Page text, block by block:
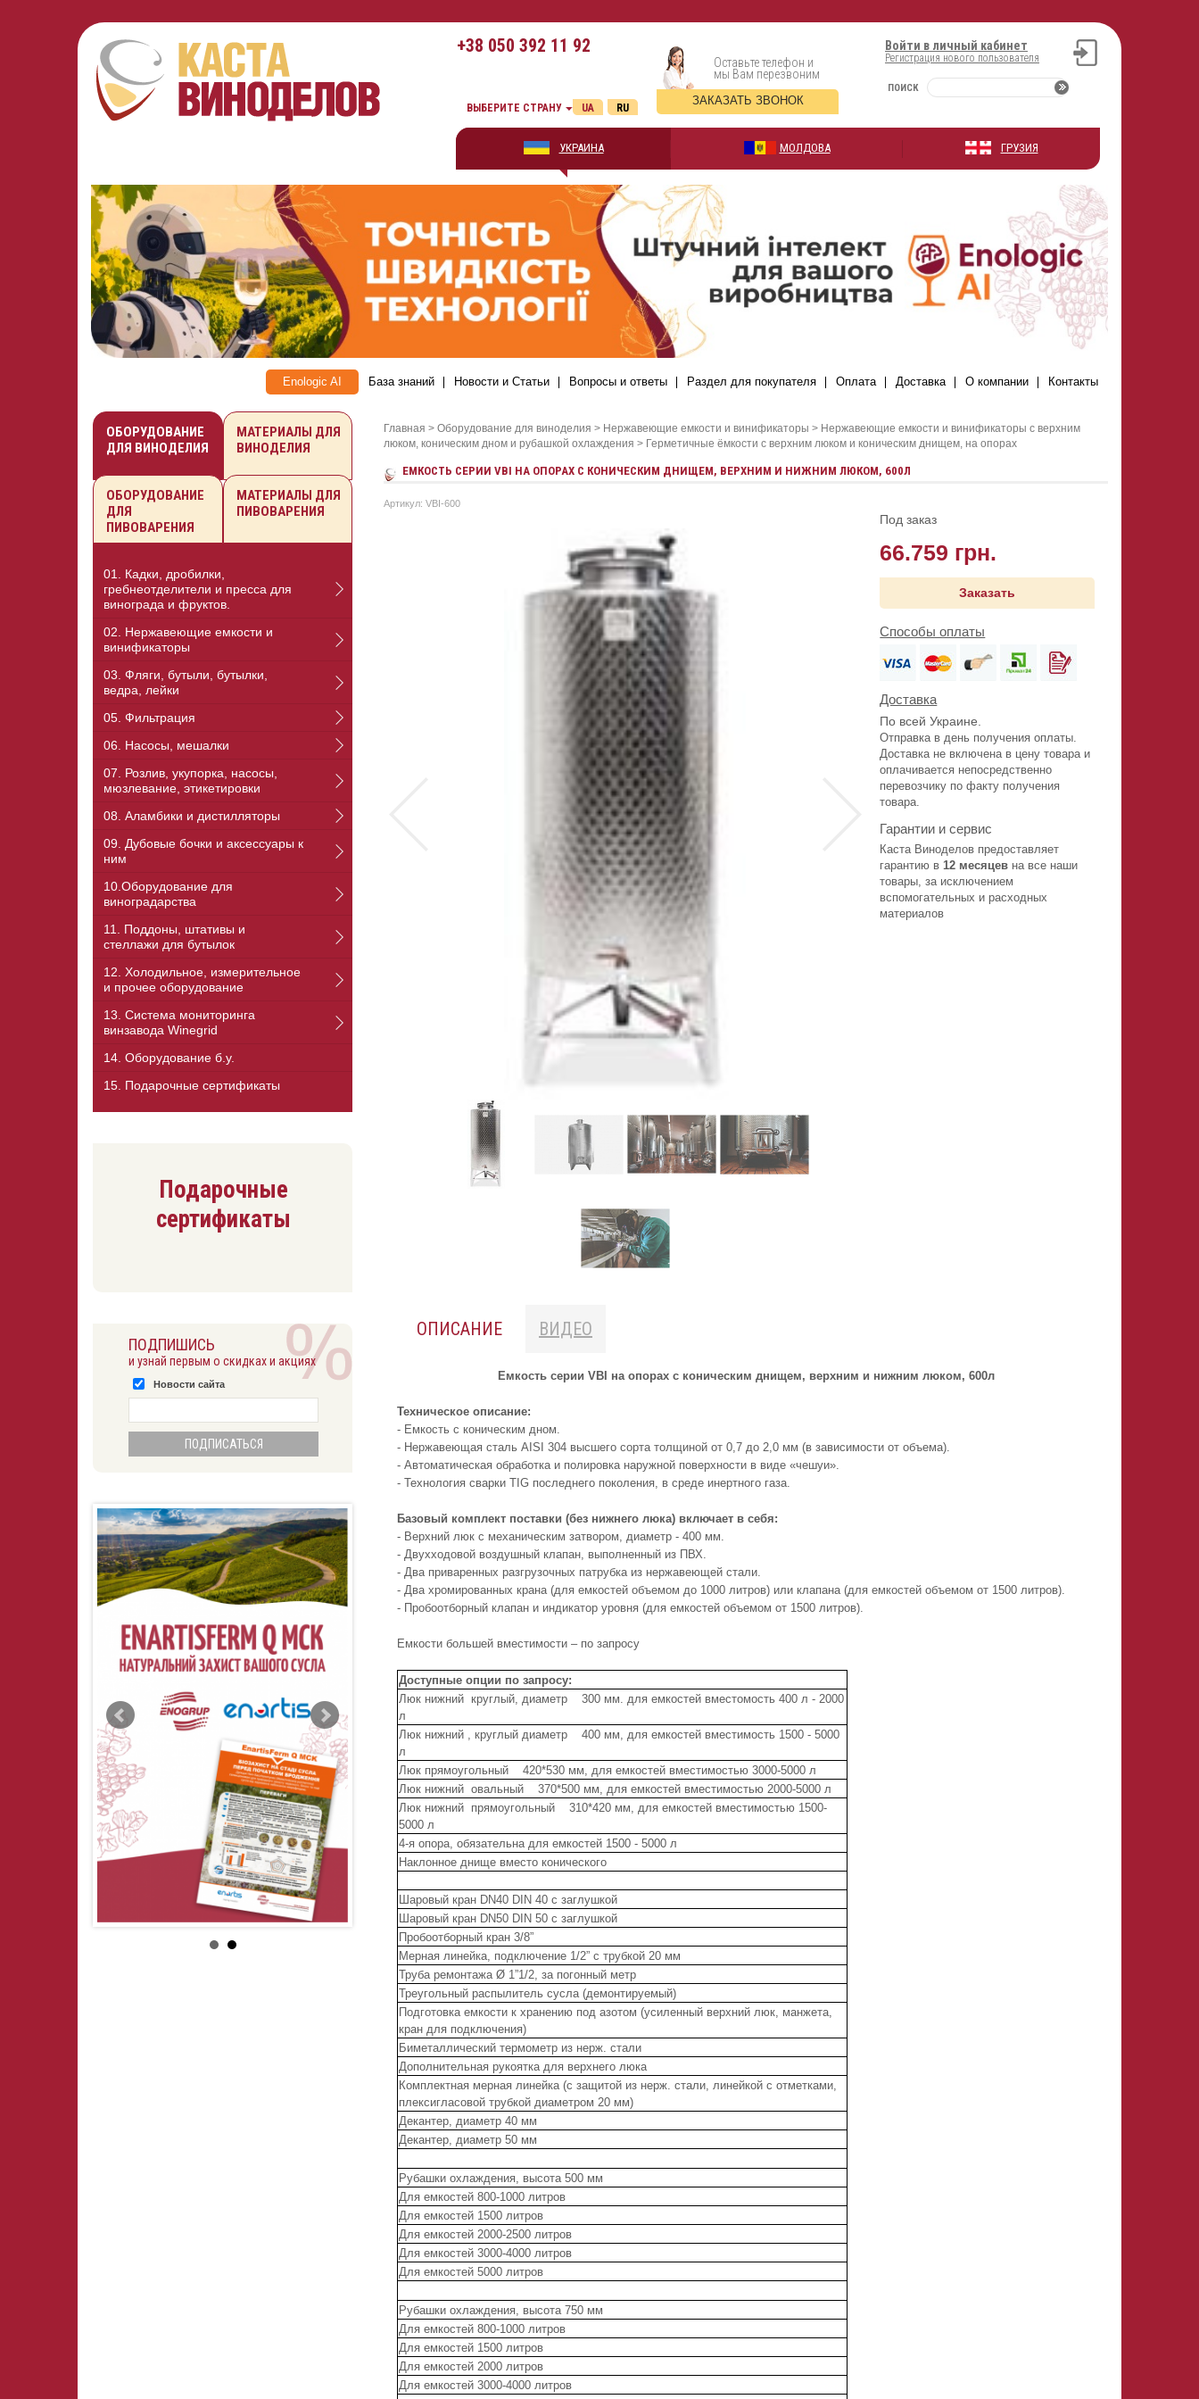
+38 050 392 11 92 Войти в личный кабинет
Регистрация нового пользователя
ПОИСК
Оставьте телефон и
мы Вам перезвоним
ЗАКАЗАТЬ ЗВОНОК
ВЫБЕРИТЕ СТРАНУ RU
UA
УКРАИНА МОЛДОВА ГРУЗИЯ
Enologic AI База знаний Новости и Статьи Вопросы и ответы Раздел для покупателя Оплата Доставка О компании Контакты
Главная > Оборудование для виноделия > Нержавеющие емкости и винификаторы > Нержавеющие емкости и винификаторы с верхним
люком, коническим дном и рубашкой охлаждения > Герметичные ёмкости с верхним люком и коническим днищем, на опорах
ЕМКОСТЬ СЕРИИ VBI НА ОПОРАХ С КОНИЧЕСКИМ ДНИЩЕМ, ВЕРХНИМ И НИЖНИМ ЛЮКОМ, 600Л
Артикул: VBI-600
Под заказ
66.759 грн.
Заказать
Способы оплаты
Доставка
По всей Украине.
Отправка в день получения оплаты.
Доставка не включена в цену товара и
оплачивается непосредственно
перевозчику по факту получения
товара.
Гарантии и сервис
Каста Виноделов предоставляет
гарантию в12 месяцев на все наши
товары, за исключением
вспомогательных и расходных
материалов
ОПИСАНИЕ ВИДЕО
Емкость серии VBI на опорах с коническим днищем, верхним и нижним люком, 600л
Техническое описание:
- Емкость с коническим дном.
- Нержавеющая сталь AISI 304 высшего сорта толщиной от 0,7 до 2,0 мм (в зависимости от объема).
- Автоматическая обработка и полировка наружной поверхности в виде «чешуи».
- Технология сварки TIG последнего поколения, в среде инертного газа.
Базовый комплект поставки (без нижнего люка) включает в себя:
- Верхний люк с механическим затвором, диаметр - 400 мм.
- Двухходовой воздушный клапан, выполненный из ПВХ.
- Два приваренных разгрузочных патрубка из нержавеющей стали.
- Два хромированных крана (для емкостей объемом до 1000 литров) или клапана (для емкостей объемом от 1500 литров).
- Пробоотборный клапан и индикатор уровня (для емкостей объемом от 1500 литров).
Емкости большей вместимости – по запросу
Доступные опции по запросу:
Люк нижний круглый, диаметр 300 мм. для емкостей вместомость 400 л - 2000
л
Люк нижний , круглый диаметр 400 мм, для емкостей вместимость 1500 - 5000
л
Люк прямоугольный 420*530 мм, для емкостей вместимостью 3000-5000 л
Люк нижний овальный 370*500 мм, для емкостей вместимостью 2000-5000 л
Люк нижний прямоугольный 310*420 мм, для емкостей вместимостью 1500-
5000 л
4-я опора, обязательна для емкостей 1500 - 5000 л
Наклонное днище вместо конического
Шаровый кран DN40 DIN 40 с заглушкой
Шаровый кран DN50 DIN 50 с заглушкой
Пробоотборный кран 3/8”
Мерная линейка, подключение 1/2” с трубкой 20 мм
Труба ремонтажа Ø 1”1/2, за погонный метр
Треугольный распылитель сусла (демонтируемый)
Подготовка емкости к хранению под азотом (усиленный верхний люк, манжета,
кран для подключения)
Биметаллический термометр из нерж. стали
Дополнительная рукоятка для верхнего люка
Комплектная мерная линейка (с защитой из нерж. стали, линейкой с отметками,
плексигласовой трубкой диаметром 20 мм)
Декантер, диаметр 40 мм
Декантер, диаметр 50 мм
Рубашки охлаждения, высота 500 мм
Для емкостей 800-1000 литров
Для емкостей 1500 литров
Для емкостей 2000-2500 литров
Для емкостей 3000-4000 литров
Для емкостей 5000 литров
Рубашки охлаждения, высота 750 мм
Для емкостей 800-1000 литров
Для емкостей 1500 литров
Для емкостей 2000 литров
Для емкостей 3000-4000 литров
ОБОРУДОВАНИЕ
ДЛЯ ВИНОДЕЛИЯ
МАТЕРИАЛЫ ДЛЯ
ВИНОДЕЛИЯ
ОБОРУДОВАНИЕ
ДЛЯ
ПИВОВАРЕНИЯ
МАТЕРИАЛЫ ДЛЯ
ПИВОВАРЕНИЯ
01. Кадки, дробилки,
гребнеотделители и пресса для
винограда и фруктов.
02. Нержавеющие емкости и
винификаторы
03. Фляги, бутыли, бутылки,
ведра, лейки
05. Фильтрация
06. Насосы, мешалки
07. Розлив, укупорка, насосы,
мюзлевание, этикетировки
08. Аламбики и дистилляторы
09. Дубовые бочки и аксессуары к
ним
10.Оборудование для
виноградарства
11. Поддоны, штативы и
стеллажи для бутылок
12. Холодильное, измерительное
и прочее оборудование
13. Cистема мониторинга
винзавода Winegrid
14. Оборудование б.у.
15. Подарочные сертификаты
Подарочные
сертификаты
ПОДПИШИСЬ
и узнай первым о скидках и акциях
Новости сайта